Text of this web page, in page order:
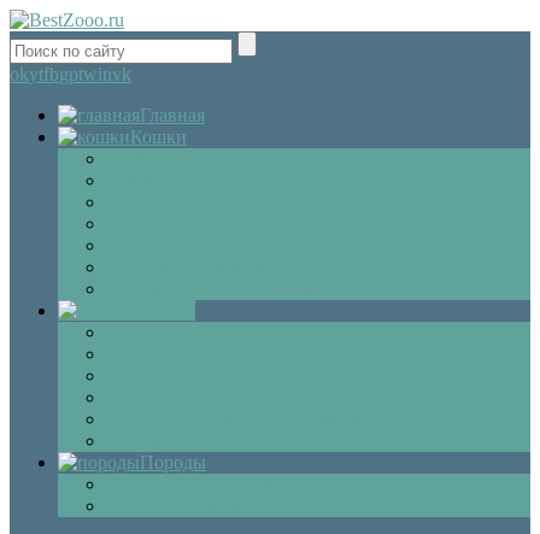
okytfbgptwinvk
Главная
Кошки
Породы